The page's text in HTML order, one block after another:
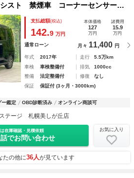
シスト 禁煙車 コーナーセンサー
ド クルコン 純正１４インチアル
エアコン シートヒーター
支払総額(税込)
142.9 万円
本体価格
127
万円
諸費用
15.9
万円
通常ローン 月々 11,400 円
年式 2017年 走行
5.5万km
車検
車検整備付 排気
1000cc
整備
法定整備付 修復
なし
保証
保証付 (3ヶ月・3000km)
ー鑑定 OBD診断済み オンライン商談可
テージ 札幌美しが丘店
は在庫確認・見積依頼
でお問い合わせ
お気に入り
たの他に36人が見ています